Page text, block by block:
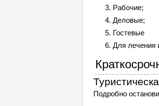
Рабочие;
Деловые;
Гостевые
Для лечения
Подробно